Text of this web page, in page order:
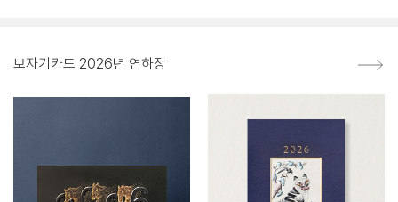
보자기카드 2026년 연하장